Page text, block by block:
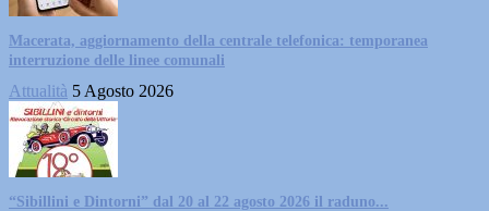
Macerata, aggiornamento della centrale telefonica: temporanea
interruzione delle linee comunali
Attualità 5 Agosto 2026
“Sibillini e Dintorni” dal 20 al 22 agosto 2026 il raduno...